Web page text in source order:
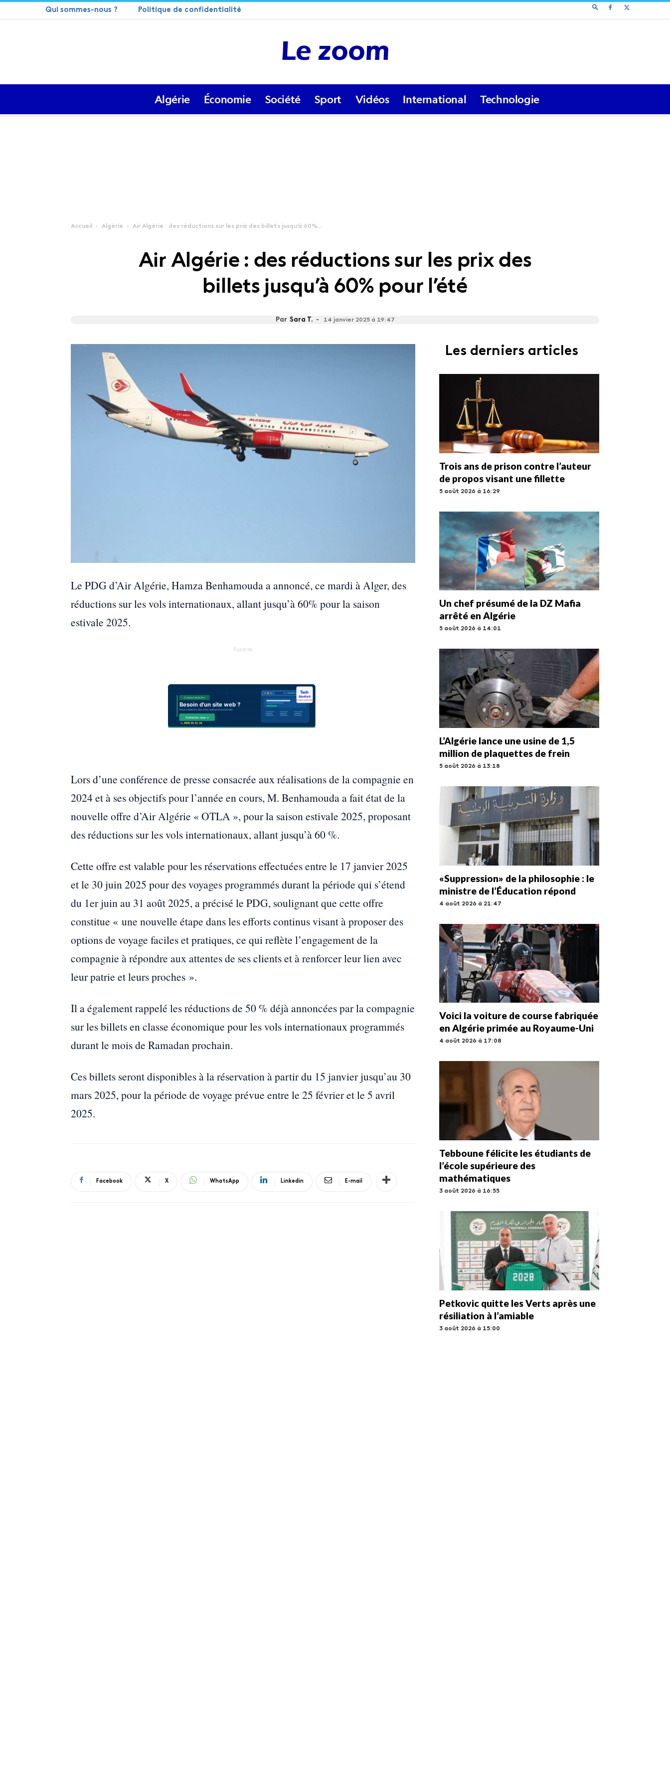
Qui sommes-nous ? Politique de confidentialité
Lezoom
Algérie Économie Société Sport Vidéos International Technologie
Accueil Algérie Air Algérie : des réductions sur les prix des billets jusqu’à 60%...
Air Algérie : des réductions sur les prix des
billets jusqu’à 60% pour l’été
Par Sara T. - 14 janvier 2025 à 19:47
Le PDG d’Air Algérie, Hamza Benhamouda a annoncé, ce mardi à Alger, des
réductions sur les vols internationaux, allant jusqu’à 60% pour la saison
estivale 2025.
Publicité
Lors d’une conférence de presse consacrée aux réalisations de la compagnie en
2024 et à ses objectifs pour l’année en cours, M. Benhamouda a fait état de la
nouvelle offre d’Air Algérie « OTLA », pour la saison estivale 2025, proposant
des réductions sur les vols internationaux, allant jusqu’à 60 %.
Cette offre est valable pour les réservations effectuées entre le 17 janvier 2025
et le 30 juin 2025 pour des voyages programmés durant la période qui s’étend
du 1er juin au 31 août 2025, a précisé le PDG, soulignant que cette offre
constitue « une nouvelle étape dans les efforts continus visant à proposer des
options de voyage faciles et pratiques, ce qui reflète l’engagement de la
compagnie à répondre aux attentes de ses clients et à renforcer leur lien avec
leur patrie et leurs proches ».
Il a également rappelé les réductions de 50 % déjà annoncées par la compagnie
sur les billets en classe économique pour les vols internationaux programmés
durant le mois de Ramadan prochain.
Ces billets seront disponibles à la réservation à partir du 15 janvier jusqu’au 30
mars 2025, pour la période de voyage prévue entre le 25 février et le 5 avril
2025.
Facebook X WhatsApp Linkedin E-mail
Les derniers articles
Trois ans de prison contre l’auteur
de propos visant une fillette
5 août 2026 à 16:29
Un chef présumé de la DZ Mafia
arrêté en Algérie
5 août 2026 à 14:01
L’Algérie lance une usine de 1,5
million de plaquettes de frein
5 août 2026 à 13:18
«Suppression» de la philosophie : le
ministre de l’Éducation répond
4 août 2026 à 21:47
Voici la voiture de course fabriquée
en Algérie primée au Royaume-Uni
4 août 2026 à 17:08
Tebboune félicite les étudiants de
l’école supérieure des
mathématiques
3 août 2026 à 16:55
Petkovic quitte les Verts après une
résiliation à l’amiable
3 août 2026 à 15:00